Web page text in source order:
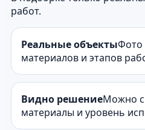
работ.
Реальные объектыФото
материалов и этапов
Видно решениеМожно
материалы и уровень